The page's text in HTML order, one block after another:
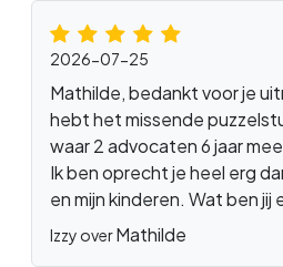
2026-07-25
Mathilde, bedankt voor je
hebt het missende
waar 2 advocaten 6 jaar
Ik ben oprecht je heel erg
en mijn kinderen. Wat ben jij
Izzy overMathilde